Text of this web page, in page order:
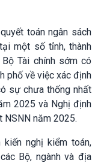
toán ngân sách
một số tỉnh, thành
Tài chính sớm có
phố về việc xác định
sự chưa thống nhất
2025 và Nghị định
NSNN năm 2025.
nghị kiểm toán,
Bộ, ngành và địa